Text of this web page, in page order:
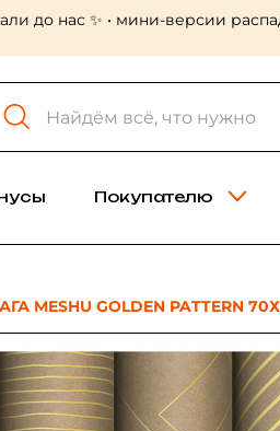
до нас ✨ • мини-версии
Покупателю
MESHU GOLDEN PATTERN